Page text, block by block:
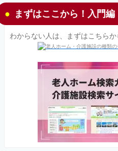
まずはここから！入門編
わからない人は、まずはこちらか